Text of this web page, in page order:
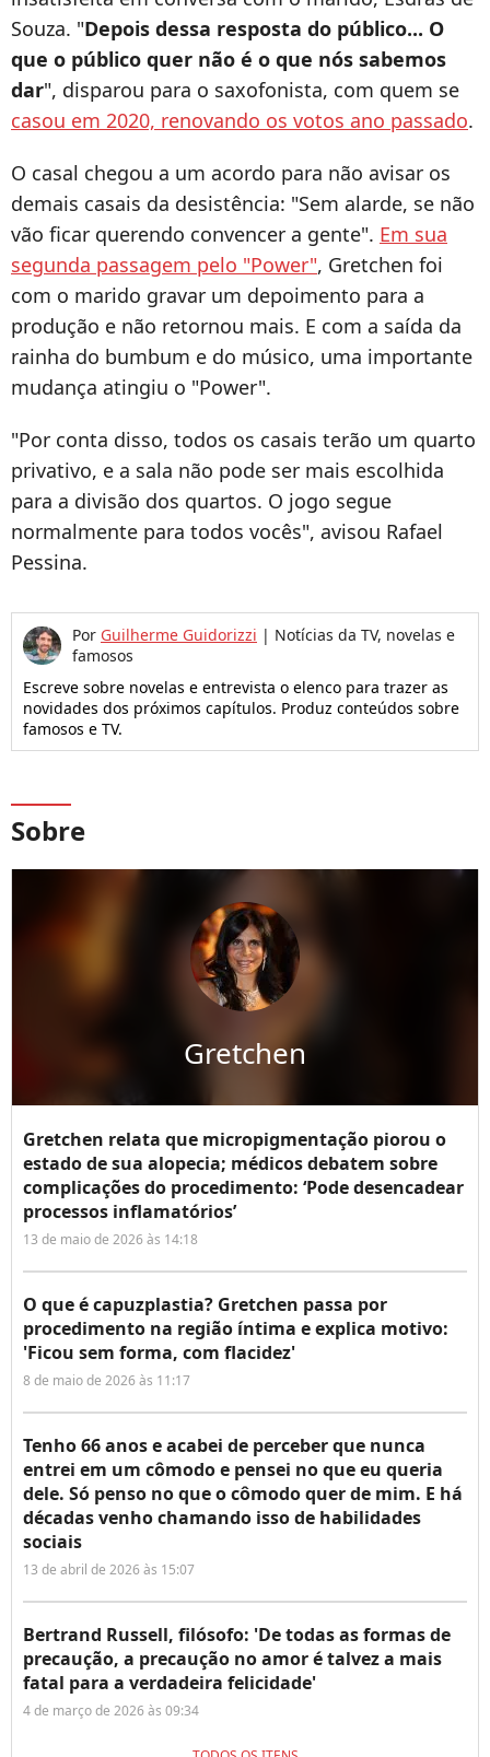
Souza. "Depois dessa resposta do público... O
que o público quer não é o que nós sabemos
dar", disparou para o saxofonista, com quem se
casou em 2020, renovando os votos ano passado.
O casal chegou a um acordo para não avisar os
demais casais da desistência: "Sem alarde, se não
vão ficar querendo convencer a gente". Em sua
segunda passagem pelo "Power", Gretchen foi
com o marido gravar um depoimento para a
produção e não retornou mais. E com a saída da
rainha do bumbum e do músico, uma importante
mudança atingiu o "Power".
"Por conta disso, todos os casais terão um quarto
privativo, e a sala não pode ser mais escolhida
para a divisão dos quartos. O jogo segue
normalmente para todos vocês", avisou Rafael
Pessina.
Por Guilherme Guidorizzi | Notícias da TV, novelas e
famosos
Escreve sobre novelas e entrevista o elenco para trazer as
novidades dos próximos capítulos. Produz conteúdos sobre
famosos e TV.
Sobre
Gretchen
Gretchen relata que micropigmentação piorou o
estado de sua alopecia; médicos debatem sobre
complicações do procedimento: ‘Pode desencadear
processos inflamatórios’
13 de maio de 2026 às 14:18
O que é capuzplastia? Gretchen passa por
procedimento na região íntima e explica motivo:
'Ficou sem forma, com flacidez'
8 de maio de 2026 às 11:17
Tenho 66 anos e acabei de perceber que nunca
entrei em um cômodo e pensei no que eu queria
dele. Só penso no que o cômodo quer de mim. E há
décadas venho chamando isso de habilidades
sociais
13 de abril de 2026 às 15:07
Bertrand Russell, filósofo: 'De todas as formas de
precaução, a precaução no amor é talvez a mais
fatal para a verdadeira felicidade'
4 de março de 2026 às 09:34